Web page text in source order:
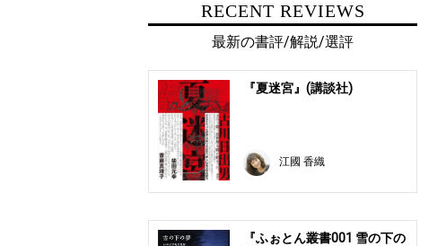
RECENT REVIEWS
最新の書評/解説/選評
『夏迷宮』(講談社)
江國 香織
『ふぉとん叢書001 雪の下の